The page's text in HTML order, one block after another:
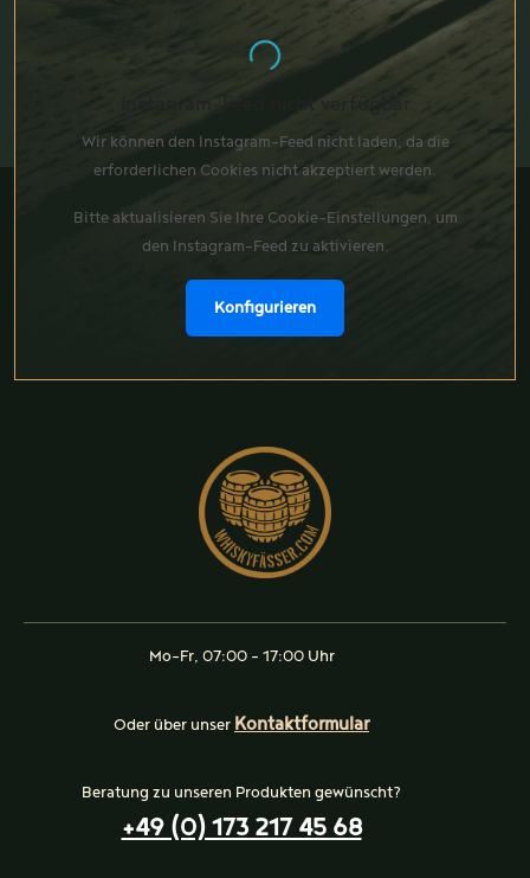
Instagram-Feed nicht verfügbar
Wir können den Instagram-Feed nicht laden, da die
erforderlichen Cookies nicht akzeptiert werden.
Bitte aktualisieren Sie Ihre Cookie-Einstellungen, um
den Instagram-Feed zu aktivieren.
Konfigurieren
Mo-Fr, 07:00 - 17:00 Uhr
Oder über unser Kontaktformular
Beratung zu unseren Produkten gewünscht?
+49 (0) 173 217 45 68